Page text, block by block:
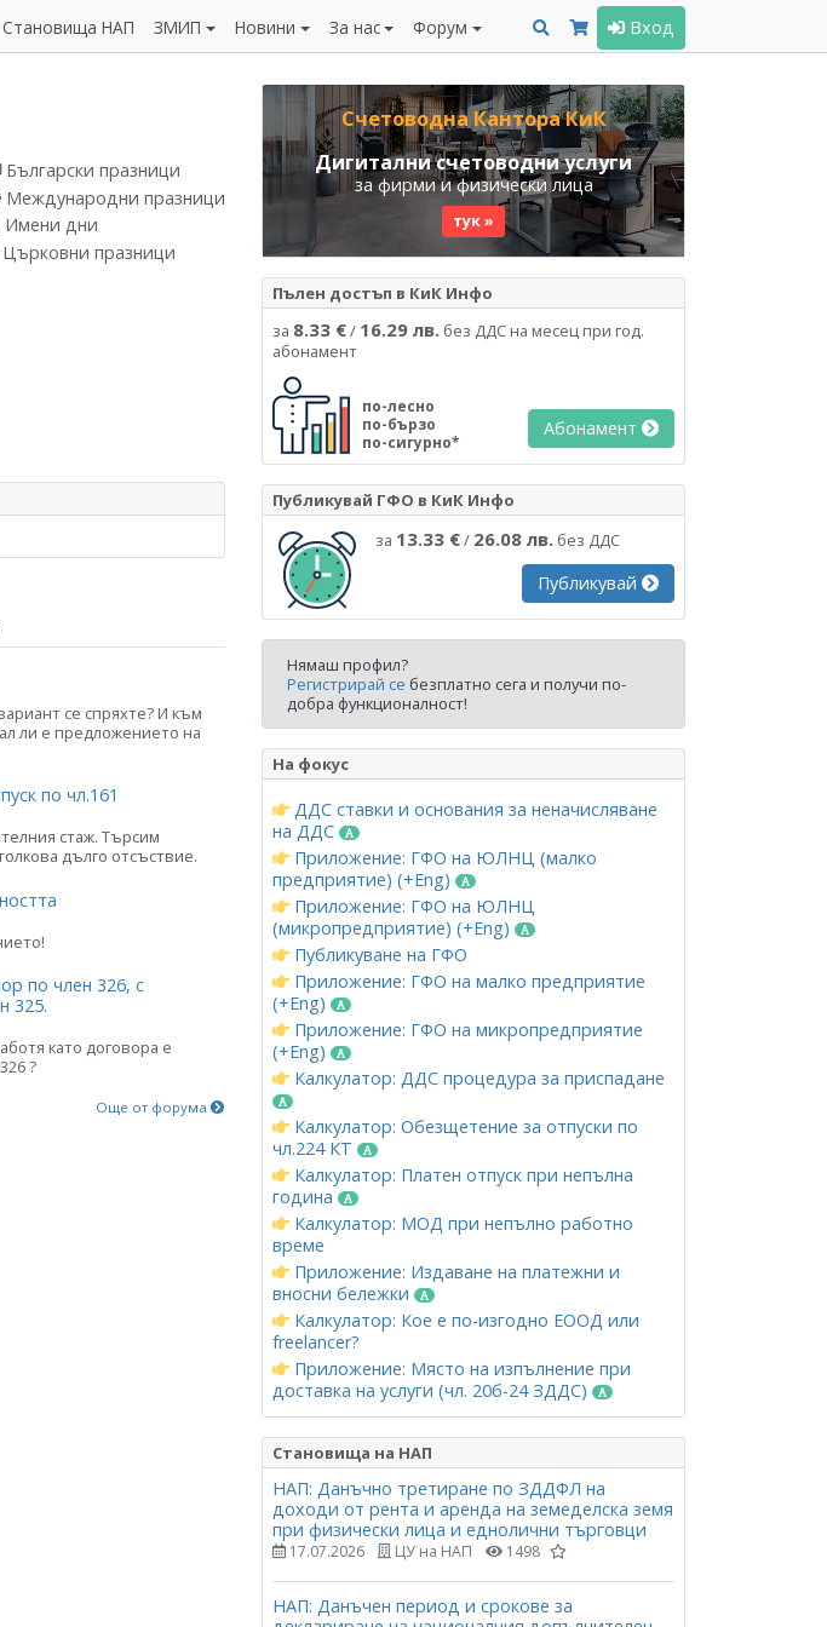
Становища НАП ЗМИП Новини За нас Форум Вход
Български празници
Международни празници
Имени дни
Църковни празници
се спряхте? И към
ли е предложението на
по чл.161
стаж. Търсим
дълго отсъствие.
по член 326, с
325.
като договора е
?
Още от форума
Счетоводна Кантора КиК
Дигитални счетоводни услуги
за фирми и физически лица
тук »
Пълен достъп в КиК Инфо
за 8.33 €/ 16.29 лв. без ДДС на месец при год.
абонамент
по-лесно
по-бързо
по-сигурно*
Абонамент
Публикувай ГФО в КиК Инфо
за 13.33 €/ 26.08 лв. без ДДС
Публикувай
Нямаш профил?
Регистрирай се безплатно сега и получи по-
добра функционалност!
На фокус
ДДС ставки и основания за неначисляване
на ДДС
Приложение: ГФО на ЮЛНЦ (малко
предприятие) (+Eng)
Приложение: ГФО на ЮЛНЦ
(микропредприятие) (+Eng)
Публикуване на ГФО
Приложение: ГФО на малко предприятие
(+Eng)
Приложение: ГФО на микропредприятие
(+Eng)
Калкулатор: ДДС процедура за приспадане
Калкулатор: Обезщетение за отпуски по
чл.224 КТ
Калкулатор: Платен отпуск при непълна
година
Калкулатор: МОД при непълно работно
време
Приложение: Издаване на платежни и
вносни бележки
Калкулатор: Кое е по-изгодно ЕООД или
freelancer?
Приложение: Място на изпълнение при
доставка на услуги (чл. 20б-24 ЗДДС)
Становища на НАП
НАП: Данъчно третиране по ЗДДФЛ на
доходи от рента и аренда на земеделска земя
при физически лица и еднолични търговци
17.07.2026 ЦУ на НАП 1498
НАП: Данъчен период и срокове за